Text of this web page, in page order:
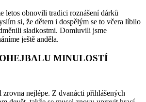
letos obnovili tradici roznášení dárků
si, že dětem i dospělým se to včera líbilo
sladkostmi. Domluvili jsme
ještě anděla.
MINULOSTÍ
zrovna nejlépe. Z dvanácti přihlášených